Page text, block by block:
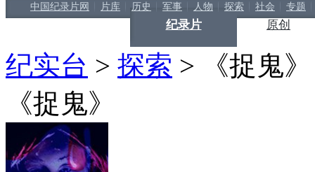
纪录片
中国纪录片网 片库 历史 军事 人物 探索 社会 专题
原创
纪实台 > 探索 >
《捉鬼》
《捉鬼》